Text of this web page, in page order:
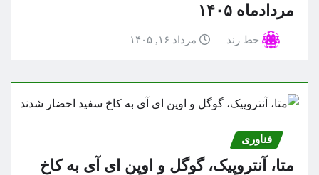
مردادماه ۱۴۰۵
خط رند مرداد ۱۶, ۱۴۰۵
فناوری
متا، آنتروپیک، گوگل و اوپن ای آی به کاخ